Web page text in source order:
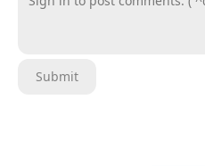
Submit